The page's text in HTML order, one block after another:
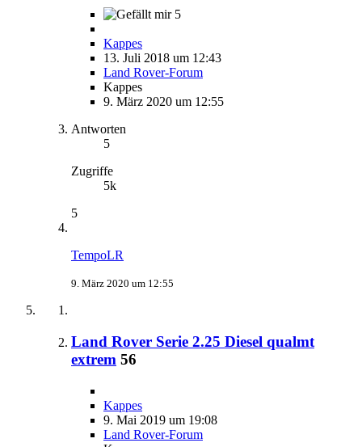
5
Kappes
13. Juli 2018 um 12:43
Land Rover-Forum
Kappes
9. März 2020 um 12:55
Antworten
5
Zugriffe
5k
5
TempoLR
9. März 2020 um 12:55
Land Rover Serie 2.25 Diesel qualmt
extrem 56
Kappes
9. Mai 2019 um 19:08
Land Rover-Forum